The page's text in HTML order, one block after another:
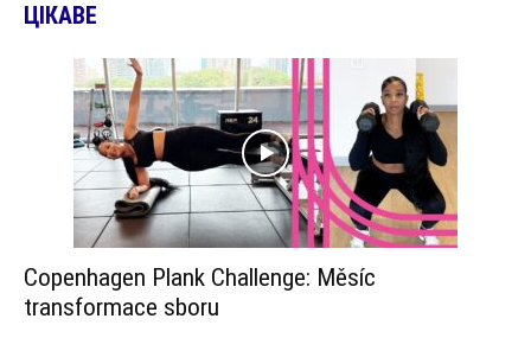
ЦІКАВЕ
Copenhagen Plank Challenge: Měsíc
transformace sboru